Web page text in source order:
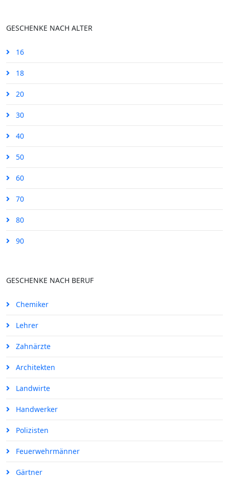
GESCHENKE NACH ALTER
16
18
20
30
40
50
60
70
80
90
GESCHENKE NACH BERUF
Chemiker
Lehrer
Zahnärzte
Architekten
Landwirte
Handwerker
Polizisten
Feuerwehrmänner
Gärtner